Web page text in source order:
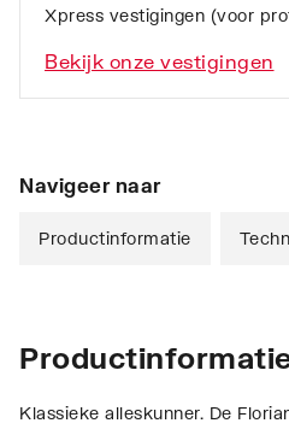
Xpress vestigingen (voor
Bekijk onze vestigingen
Navigeer naar
Productinformatie
Klassieke alleskunner. De